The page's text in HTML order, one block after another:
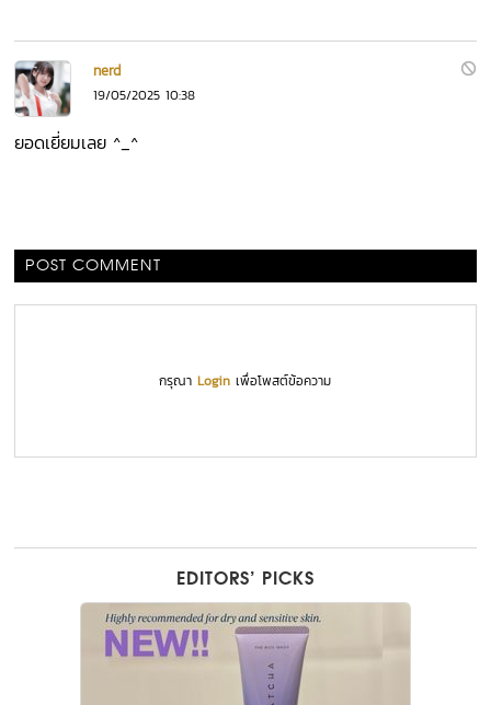
nerd
19/05/2025 10:38
ยอดเยี่ยมเลย ^_^
POST COMMENT
กรุณาLogin เพื่อโพสต์ข้อความ
EDITORS’ PICKS